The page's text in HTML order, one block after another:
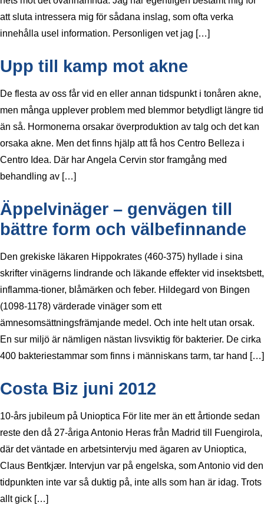
att sluta intressera mig för sådana inslag, som ofta verka
innehålla usel information. Personligen vet jag […]
Upp till kamp mot akne
De flesta av oss får vid en eller annan tidspunkt i tonåren akne,
men många upplever problem med blemmor betydligt längre tid
än så. Hormonerna orsakar överproduktion av talg och det kan
orsaka akne. Men det finns hjälp att få hos Centro Belleza i
Centro Idea. Där har Angela Cervin stor framgång med
behandling av […]
Äppelvinäger – genvägen till
bättre form och välbefinnande
Den grekiske läkaren Hippokrates (460-375) hyllade i sina
skrifter vinägerns lindrande och läkande effekter vid insektsbett,
inflamma-tioner, blåmärken och feber. Hildegard von Bingen
(1098-1178) värderade vinäger som ett
ämnesomsättningsfrämjande medel. Och inte helt utan orsak.
En sur miljö är nämligen nästan livsviktig för bakterier. De cirka
400 bakteriestammar som finns i människans tarm, tar hand […]
Costa Biz juni 2012
10-års jubileum på Unioptica För lite mer än ett årtionde sedan
reste den då 27-åriga Antonio Heras från Madrid till Fuengirola,
där det väntade en arbetsintervju med ägaren av Unioptica,
Claus Bentkjær. Intervjun var på engelska, som Antonio vid den
tidpunkten inte var så duktig på, inte alls som han är idag. Trots
allt gick […]